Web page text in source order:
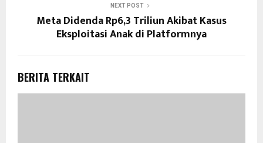
NEXT POST
Meta Didenda Rp6,3 Triliun Akibat Kasus
Eksploitasi Anak di Platformnya
BERITA TERKAIT